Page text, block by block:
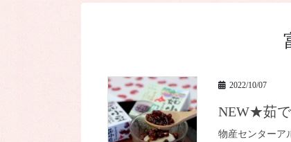
2022/10/07
NEW★茹
物産センターア